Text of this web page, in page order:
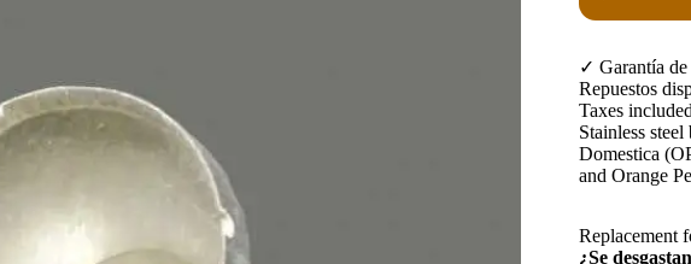
✓ Garantía de
Repuestos
Taxes included
Stainless
Domestica
and Orange
Replacement
¿Se